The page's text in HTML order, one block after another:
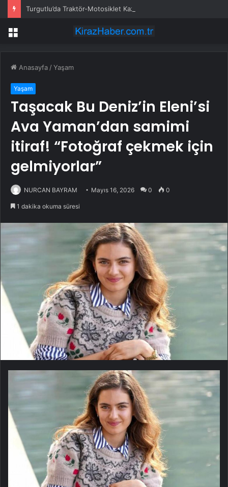
Turgutlu’da Traktör-Motosiklet Kazası
Menü
Anasayfa /Yaşam
Yaşam
Taşacak Bu Deniz’in Eleni’si
Ava Yaman’dan samimi
itiraf! “Fotoğraf çekmek için
gelmiyorlar”
NURCAN BAYRAM Mayıs 16, 2026 0 0
1 dakika okuma süresi